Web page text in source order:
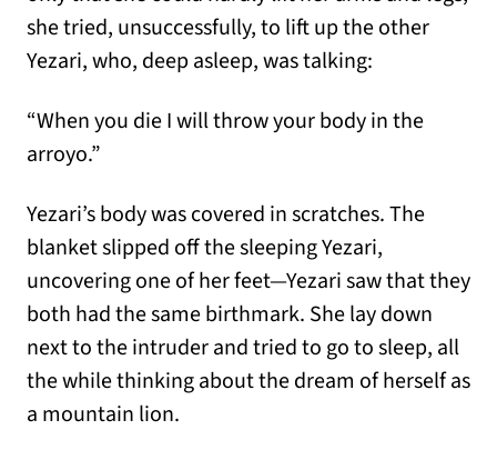
she tried, unsuccessfully, to lift up the other
Yezari, who, deep asleep, was talking:
“When you die I will throw your body in the
arroyo.”
Yezari’s body was covered in scratches. The
blanket slipped off the sleeping Yezari,
uncovering one of her feet—Yezari saw that they
both had the same birthmark. She lay down
next to the intruder and tried to go to sleep, all
the while thinking about the dream of herself as
a mountain lion.